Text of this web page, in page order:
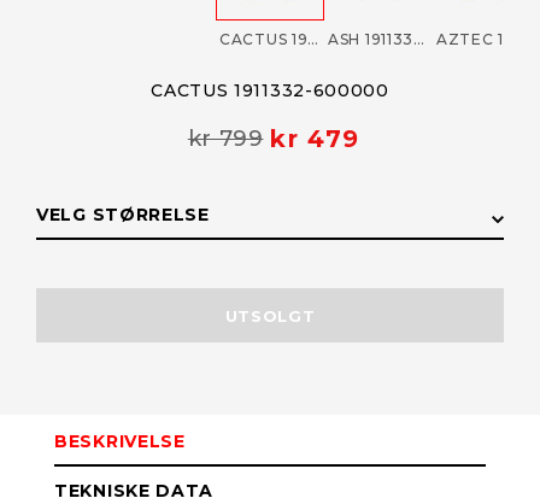
CACTUS 1911332-600000 ASH 1911332-914000
CACTUS 1911332-600000
kr 799 kr 479
VELG STØRRELSE
STØRRELSE LAGERSTATUS
L
UTSOLGT
BESKRIVELSE
TEKNISKE DATA